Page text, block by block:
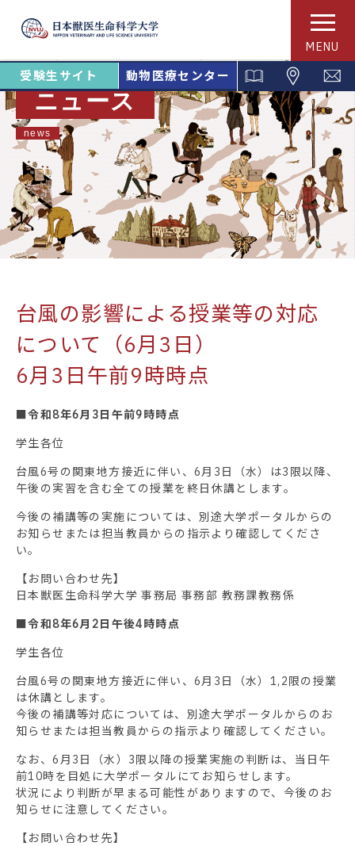
MENU
受験生サイト 動物医療センター
ニュース
news
台風の影響による授業等の対応
について（6月3日）
6月3日午前9時時点
■令和8年6月3日午前9時時点
学生各位
台風6号の関東地方接近に伴い、6月3日（水）は3限以降、
午後の実習を含む全ての授業を終日休講とします。
今後の補講等の実施については、別途大学ポータルからの
お知らせまたは担当教員からの指示より確認してくださ
い。
【お問い合わせ先】
日本獣医生命科学大学 事務局 事務部 教務課教務係
■令和8年6月2日午後4時時点
学生各位
台風6号の関東地方接近に伴い、6月3日（水）1,2限の授業
は休講とします。
今後の補講等対応については、別途大学ポータルからのお
知らせまたは担当教員からの指示より確認してください。
なお、6月3日（水）3限以降の授業実施の判断は、当日午
前10時を目処に大学ポータルにてお知らせします。
状況により判断が早まる可能性がありますので、今後のお
知らせに注意してください。
【お問い合わせ先】